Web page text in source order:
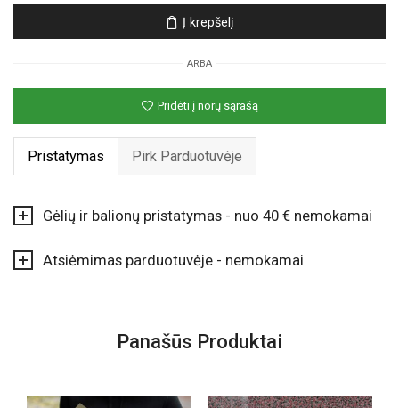
Balta
rožėĮ krepšelį
ARBA
Pridėti į norų sąrašą
Pristatymas Pirk Parduotuvėje
Gėlių ir balionų pristatymas - nuo 40 € nemokamai
Atsiėmimas parduotuvėje - nemokamai
Panašūs Produktai